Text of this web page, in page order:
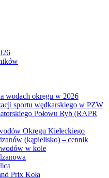
wodach okręgu w 2026
sportu wędkarskiego w PZW
Połowu Ryb (RAPR
Okręgu Kieleckiego
(kąpielisko) – cennik
w kole
Prix Koła